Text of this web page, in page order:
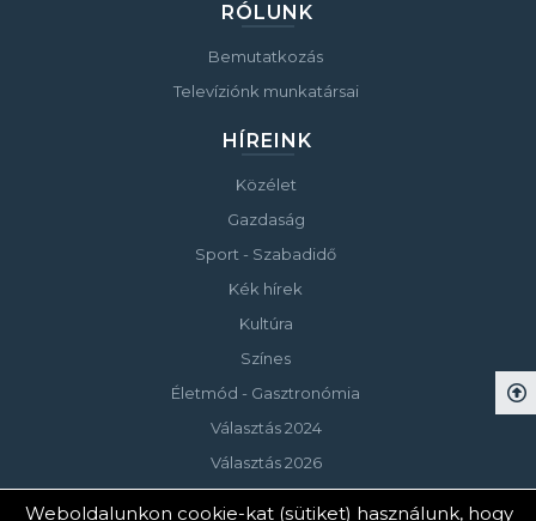
RÓLUNK
Bemutatkozás
Televíziónk munkatársai
HÍREINK
Közélet
Gazdaság
Sport - Szabadidő
Kék hírek
Kultúra
Színes
Életmód - Gasztronómia
Választás 2024
Választás 2026
Weboldalunkon cookie-kat (sütiket) használunk, hogy